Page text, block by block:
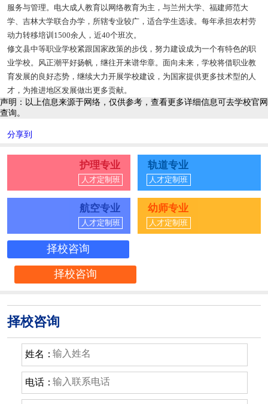
服务与管理。电大成人教育以网络教育为主，与兰州大学、福建师范大
学、吉林大学联合办学，所辖专业较广，适合学生选读。每年承担农村劳
动力转移培训1500余人，近40个班次。
修文县中等职业学校紧跟国家政策的步伐，努力建设成为一个有特色的职
业学校。风正潮平好扬帆，继往开来谱华章。面向未来，学校将借职业教
育发展的良好态势，继续大力开展学校建设，为国家提供更多技术型的人
才，为推进地区发展做出更多贡献。
声明：以上信息来源于网络，仅供参考，查看更多详细信息可去学校官网
查询。
分享到
护理专业
人才定制班
轨道专业
人才定制班
航空专业
人才定制班
幼师专业
人才定制班
择校咨询
择校咨询
择校咨询
姓名：
电话：